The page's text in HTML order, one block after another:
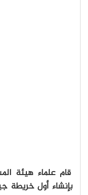
بإنشاء أول خريطة